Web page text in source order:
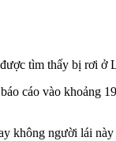
tìm thấy bị rơi ở
cáo vào khoảng
người lái